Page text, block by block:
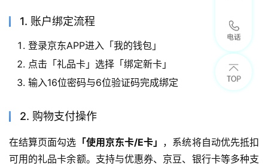
1. 账户绑定流程
登录京东APP进入「我的钱包」
点击「礼品卡」选择「绑定新卡」
输入16位密码与6位验证码完成绑定
2. 购物支付操作
在结算页面勾选 「使用京东卡/E卡」 ，系统将自动优先抵扣
可用的礼品卡余额。支持与优惠券、京豆、银行卡等多种支